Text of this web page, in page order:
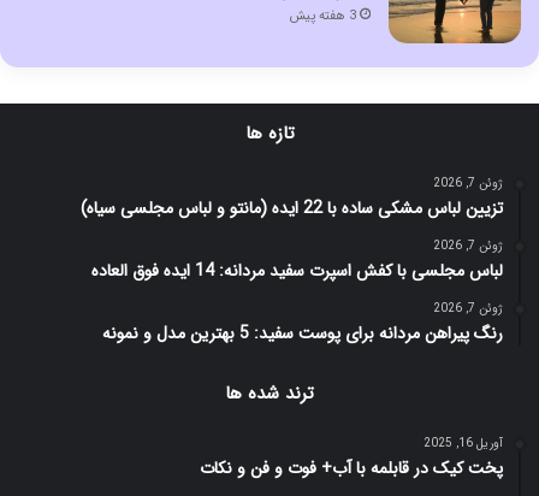
3 هفته پیش
تازه ها
ژوئن 7, 2026
تزیین لباس مشکی ساده با 22 ایده (مانتو و لباس مجلسی سیاه)
ژوئن 7, 2026
لباس مجلسی با کفش اسپرت سفید مردانه: 14 ایده فوق العاده
ژوئن 7, 2026
رنگ پیراهن مردانه برای پوست سفید: 5 بهترین مدل و نمونه
ترند شده ها
آوریل 16, 2025
پخت کیک در قابلمه با آب+ فوت و فن و نکات